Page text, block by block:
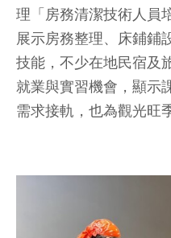
理「房務清潔技術人員
展示房務整理、床鋪鋪
技能，不少在地民宿及
就業與實習機會，顯示
需求接軌，也為觀光旺